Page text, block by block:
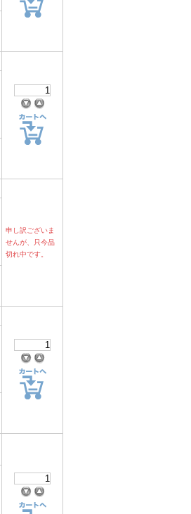
申し訳ございま
せんが、只今品
切れ中です。